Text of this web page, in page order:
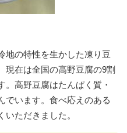
の特性を生かした凍り豆
現在は全国の高野豆腐の9割
。高野豆腐はたんぱく質・
でいます。食べ応えのある
ただきました。